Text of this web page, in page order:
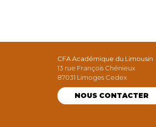
CFA Académique du Limousin
13 rue François Chénieux
87031 Limoges Cedex
NOUS CONTACTER